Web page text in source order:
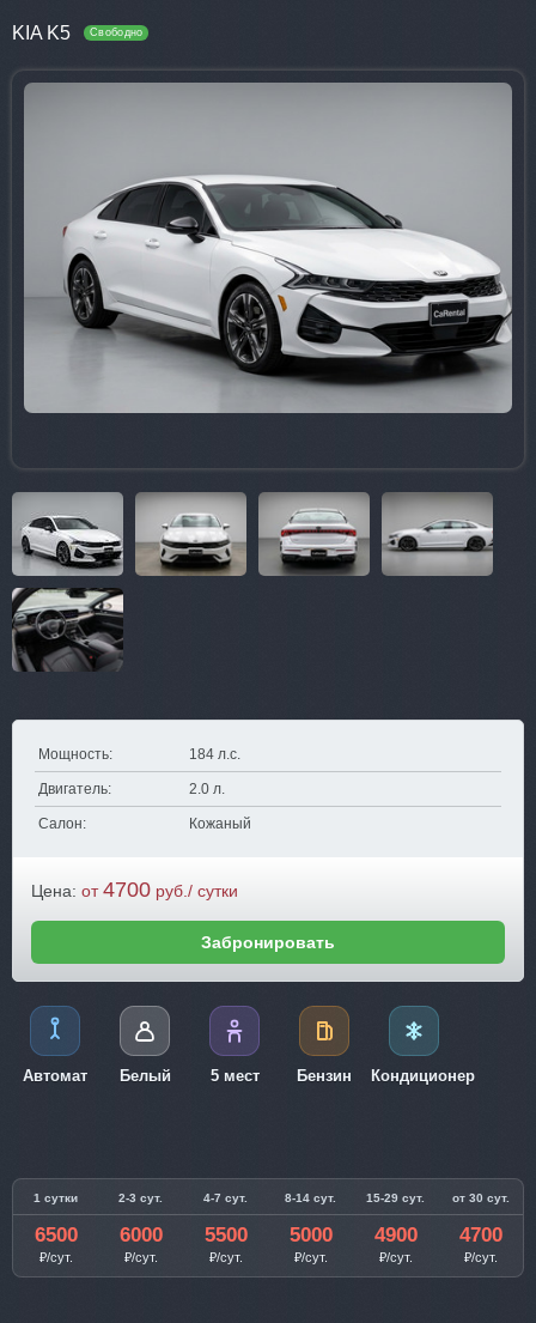
KIA K5 Свободно
Мощность: 184 л.с.
Двигатель: 2.0 л.
Салон: Кожаный
Цена: от4700 руб./ сутки
Забронировать
Автомат Белый 5 мест Бензин Кондиционер
1 сутки 2-3 сут. 4-7 сут. 8-14 сут. 15-29 сут. от 30 сут.
6500
₽/сут.
6000
₽/сут.
5500
₽/сут.
5000
₽/сут.
4900
₽/сут.
4700
₽/сут.